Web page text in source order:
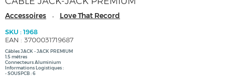
Accessoires - Love That Record
SKU : 1968
EAN : 3700031719687
Câbles JACK - JACK PREMIUM
1.5 métres
Connecteurs Aluminium
Informations Logistiques :
- SOUSPCB : 6